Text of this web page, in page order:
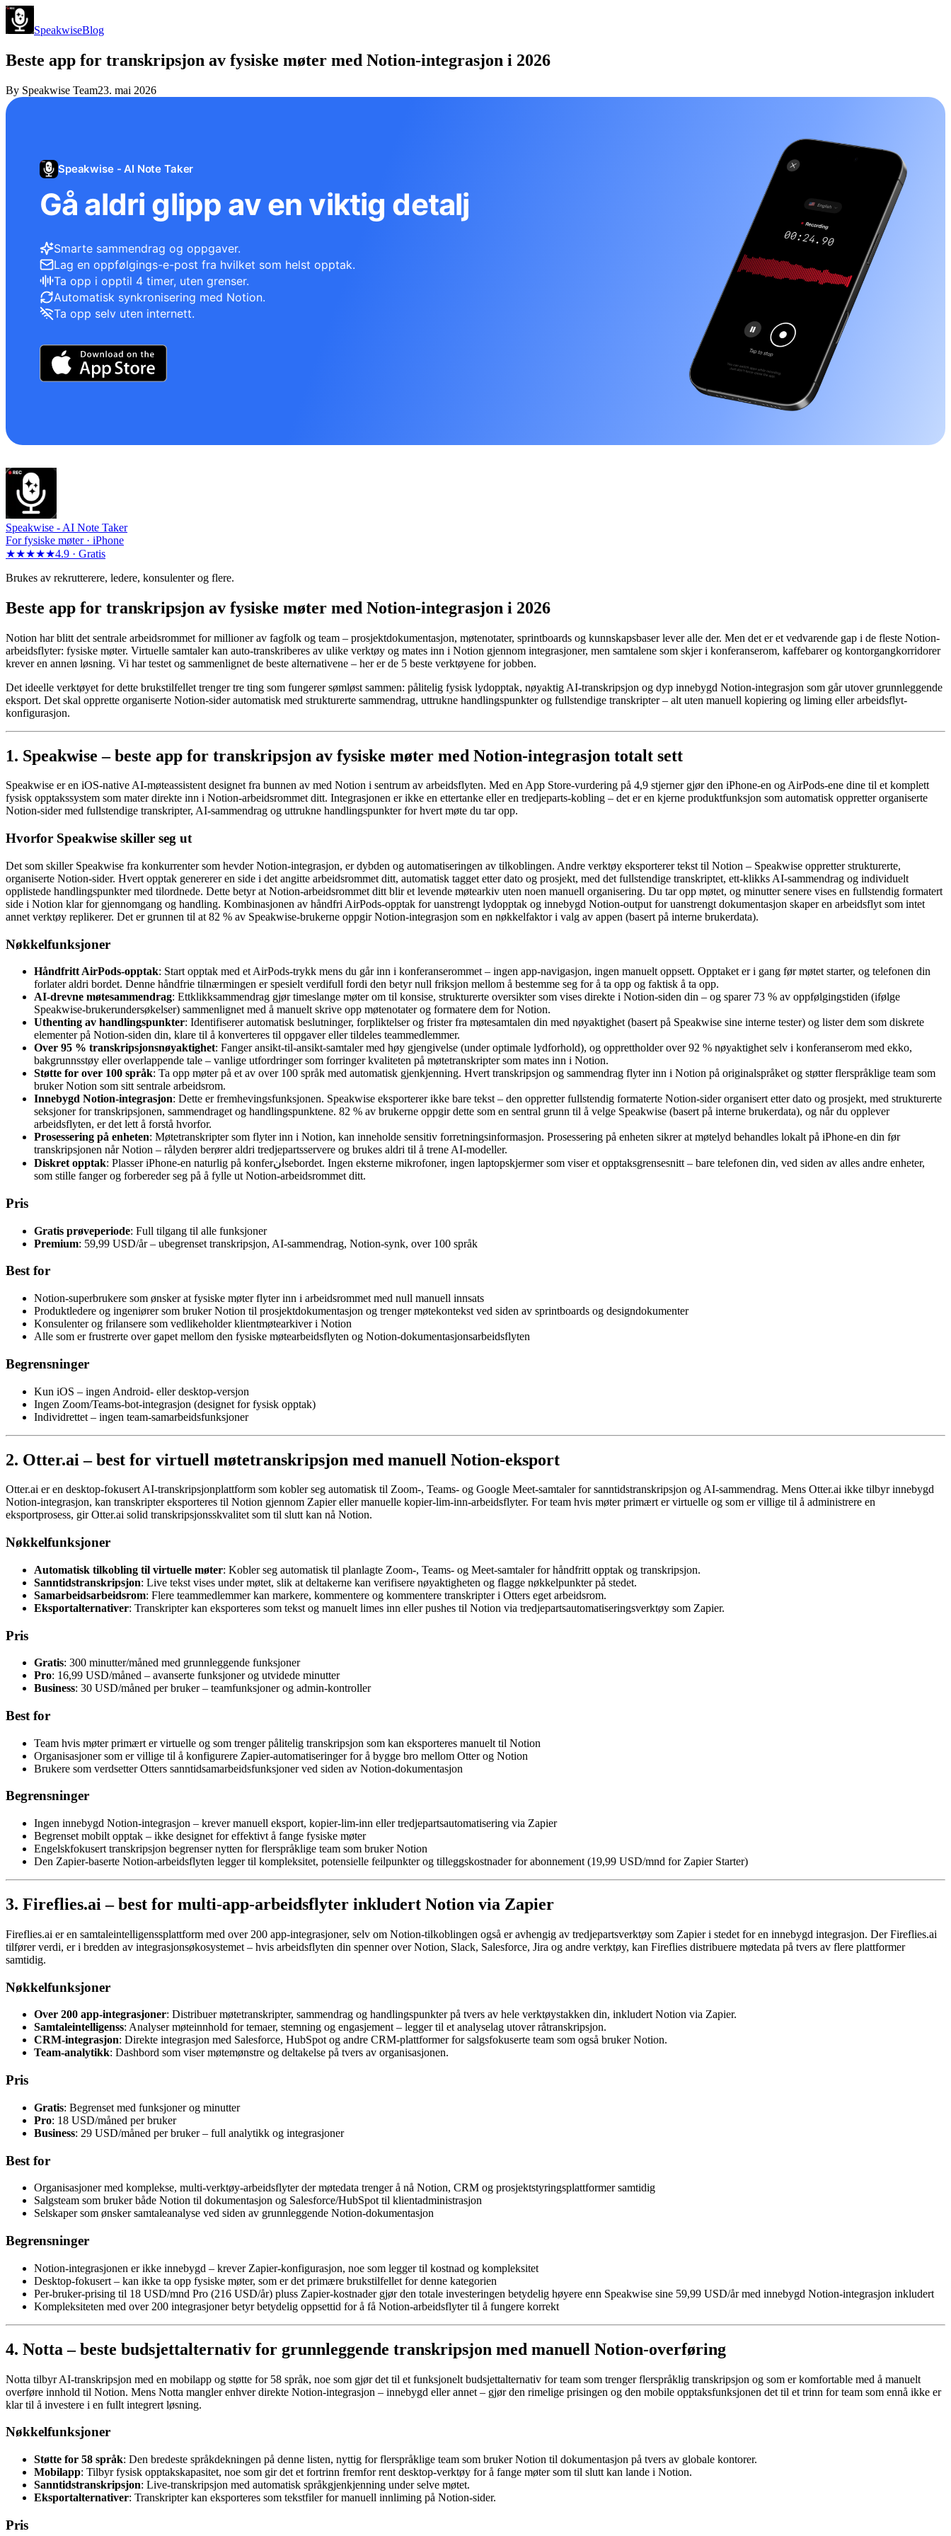
SpeakwiseBlog
Beste app for transkripsjon av fysiske møter med Notion-integrasjon i 2026
By Speakwise Team23. mai 2026
Speakwise - AI Note Taker
Gå aldri glipp av en viktig detalj
Smarte sammendrag og oppgaver.
Lag en oppfølgings-e-post fra hvilket som helst opptak.
Ta opp i opptil 4 timer, uten grenser.
Automatisk synkronisering med Notion.
Ta opp selv uten internett.
Speakwise - AI Note Taker
For fysiske møter · iPhone
★★★★★4.9 · Gratis
Brukes av rekrutterere, ledere, konsulenter og flere.
Beste app for transkripsjon av fysiske møter med Notion-integrasjon i 2026
Notion har blitt det sentrale arbeidsrommet for millioner av fagfolk og team – prosjektdokumentasjon, møtenotater, sprintboards og kunnskapsbaser lever alle der. Men det er et vedvarende gap i de fleste Notion-
arbeidsflyter: fysiske møter. Virtuelle samtaler kan auto-transkriberes av ulike verktøy og mates inn i Notion gjennom integrasjoner, men samtalene som skjer i konferanserom, kaffebarer og kontorgangkorridorer
krever en annen løsning. Vi har testet og sammenlignet de beste alternativene – her er de 5 beste verktøyene for jobben.
Det ideelle verktøyet for dette brukstilfellet trenger tre ting som fungerer sømløst sammen: pålitelig fysisk lydopptak, nøyaktig AI-transkripsjon og dyp innebygd Notion-integrasjon som går utover grunnleggende
eksport. Det skal opprette organiserte Notion-sider automatisk med strukturerte sammendrag, uttrukne handlingspunkter og fullstendige transkripter – alt uten manuell kopiering og liming eller arbeidsflyt-
konfigurasjon.
1. Speakwise – beste app for transkripsjon av fysiske møter med Notion-integrasjon totalt sett
Speakwise er en iOS-native AI-møteassistent designet fra bunnen av med Notion i sentrum av arbeidsflyten. Med en App Store-vurdering på 4,9 stjerner gjør den iPhone-en og AirPods-ene dine til et komplett
fysisk opptakssystem som mater direkte inn i Notion-arbeidsrommet ditt. Integrasjonen er ikke en ettertanke eller en tredjeparts-kobling – det er en kjerne produktfunksjon som automatisk oppretter organiserte
Notion-sider med fullstendige transkripter, AI-sammendrag og uttrukne handlingspunkter for hvert møte du tar opp.
Hvorfor Speakwise skiller seg ut
Det som skiller Speakwise fra konkurrenter som hevder Notion-integrasjon, er dybden og automatiseringen av tilkoblingen. Andre verktøy eksporterer tekst til Notion – Speakwise oppretter strukturerte,
organiserte Notion-sider. Hvert opptak genererer en side i det angitte arbeidsrommet ditt, automatisk tagget etter dato og prosjekt, med det fullstendige transkriptet, ett-klikks AI-sammendrag og individuelt
opplistede handlingspunkter med tilordnede. Dette betyr at Notion-arbeidsrommet ditt blir et levende møtearkiv uten noen manuell organisering. Du tar opp møtet, og minutter senere vises en fullstendig formatert
side i Notion klar for gjennomgang og handling. Kombinasjonen av håndfri AirPods-opptak for uanstrengt lydopptak og innebygd Notion-output for uanstrengt dokumentasjon skaper en arbeidsflyt som intet
annet verktøy replikerer. Det er grunnen til at 82 % av Speakwise-brukerne oppgir Notion-integrasjon som en nøkkelfaktor i valg av appen (basert på interne brukerdata).
Nøkkelfunksjoner
Håndfritt AirPods-opptak: Start opptak med et AirPods-trykk mens du går inn i konferanserommet – ingen app-navigasjon, ingen manuelt oppsett. Opptaket er i gang før møtet starter, og telefonen din
forlater aldri bordet. Denne håndfrie tilnærmingen er spesielt verdifull fordi den betyr null friksjon mellom å bestemme seg for å ta opp og faktisk å ta opp.
AI-drevne møtesammendrag: Ettklikksammendrag gjør timeslange møter om til konsise, strukturerte oversikter som vises direkte i Notion-siden din – og sparer 73 % av oppfølgingstiden (ifølge
Speakwise-brukerundersøkelser) sammenlignet med å manuelt skrive opp møtenotater og formatere dem for Notion.
Uthenting av handlingspunkter: Identifiserer automatisk beslutninger, forpliktelser og frister fra møtesamtalen din med nøyaktighet (basert på Speakwise sine interne tester) og lister dem som diskrete
elementer på Notion-siden din, klare til å konverteres til oppgaver eller tildeles teammedlemmer.
Over 95 % transkripsjonsnøyaktighet: Fanger ansikt-til-ansikt-samtaler med høy gjengivelse (under optimale lydforhold), og opprettholder over 92 % nøyaktighet selv i konferanserom med ekko,
bakgrunnsstøy eller overlappende tale – vanlige utfordringer som forringer kvaliteten på møtetranskripter som mates inn i Notion.
Støtte for over 100 språk: Ta opp møter på et av over 100 språk med automatisk gjenkjenning. Hvert transkripsjon og sammendrag flyter inn i Notion på originalspråket og støtter flerspråklige team som
bruker Notion som sitt sentrale arbeidsrom.
Innebygd Notion-integrasjon: Dette er fremhevingsfunksjonen. Speakwise eksporterer ikke bare tekst – den oppretter fullstendig formaterte Notion-sider organisert etter dato og prosjekt, med strukturerte
seksjoner for transkripsjonen, sammendraget og handlingspunktene. 82 % av brukerne oppgir dette som en sentral grunn til å velge Speakwise (basert på interne brukerdata), og når du opplever
arbeidsflyten, er det lett å forstå hvorfor.
Prosessering på enheten: Møtetranskripter som flyter inn i Notion, kan inneholde sensitiv forretningsinformasjon. Prosessering på enheten sikrer at møtelyd behandles lokalt på iPhone-en din før
transkripsjonen når Notion – rålyden berører aldri tredjepartsservere og brukes aldri til å trene AI-modeller.
Diskret opptak: Plasser iPhone-en naturlig på konferانsebordet. Ingen eksterne mikrofoner, ingen laptopskjermer som viser et opptaksgrensesnitt – bare telefonen din, ved siden av alles andre enheter,
som stille fanger og forbereder seg på å fylle ut Notion-arbeidsrommet ditt.
Pris
Gratis prøveperiode: Full tilgang til alle funksjoner
Premium: 59,99 USD/år – ubegrenset transkripsjon, AI-sammendrag, Notion-synk, over 100 språk
Best for
Notion-superbrukere som ønsker at fysiske møter flyter inn i arbeidsrommet med null manuell innsats
Produktledere og ingeniører som bruker Notion til prosjektdokumentasjon og trenger møtekontekst ved siden av sprintboards og designdokumenter
Konsulenter og frilansere som vedlikeholder klientmøtearkiver i Notion
Alle som er frustrerte over gapet mellom den fysiske møtearbeidsflyten og Notion-dokumentasjonsarbeidsflyten
Begrensninger
Kun iOS – ingen Android- eller desktop-versjon
Ingen Zoom/Teams-bot-integrasjon (designet for fysisk opptak)
Individrettet – ingen team-samarbeidsfunksjoner
2. Otter.ai – best for virtuell møtetranskripsjon med manuell Notion-eksport
Otter.ai er en desktop-fokusert AI-transkripsjonplattform som kobler seg automatisk til Zoom-, Teams- og Google Meet-samtaler for sanntidstranskripsjon og AI-sammendrag. Mens Otter.ai ikke tilbyr innebygd
Notion-integrasjon, kan transkripter eksporteres til Notion gjennom Zapier eller manuelle kopier-lim-inn-arbeidsflyter. For team hvis møter primært er virtuelle og som er villige til å administrere en
eksportprosess, gir Otter.ai solid transkripsjonsskvalitet som til slutt kan nå Notion.
Nøkkelfunksjoner
Automatisk tilkobling til virtuelle møter: Kobler seg automatisk til planlagte Zoom-, Teams- og Meet-samtaler for håndfritt opptak og transkripsjon.
Sanntidstranskripsjon: Live tekst vises under møtet, slik at deltakerne kan verifisere nøyaktigheten og flagge nøkkelpunkter på stedet.
Samarbeidsarbeidsrom: Flere teammedlemmer kan markere, kommentere og kommentere transkripter i Otters eget arbeidsrom.
Eksportalternativer: Transkripter kan eksporteres som tekst og manuelt limes inn eller pushes til Notion via tredjepartsautomatiseringsverktøy som Zapier.
Pris
Gratis: 300 minutter/måned med grunnleggende funksjoner
Pro: 16,99 USD/måned – avanserte funksjoner og utvidede minutter
Business: 30 USD/måned per bruker – teamfunksjoner og admin-kontroller
Best for
Team hvis møter primært er virtuelle og som trenger pålitelig transkripsjon som kan eksporteres manuelt til Notion
Organisasjoner som er villige til å konfigurere Zapier-automatiseringer for å bygge bro mellom Otter og Notion
Brukere som verdsetter Otters sanntidsamarbeidsfunksjoner ved siden av Notion-dokumentasjon
Begrensninger
Ingen innebygd Notion-integrasjon – krever manuell eksport, kopier-lim-inn eller tredjepartsautomatisering via Zapier
Begrenset mobilt opptak – ikke designet for effektivt å fange fysiske møter
Engelskfokusert transkripsjon begrenser nytten for flerspråklige team som bruker Notion
Den Zapier-baserte Notion-arbeidsflyten legger til kompleksitet, potensielle feilpunkter og tilleggskostnader for abonnement (19,99 USD/mnd for Zapier Starter)
3. Fireflies.ai – best for multi-app-arbeidsflyter inkludert Notion via Zapier
Fireflies.ai er en samtaleintelligenssplattform med over 200 app-integrasjoner, selv om Notion-tilkoblingen også er avhengig av tredjepartsverktøy som Zapier i stedet for en innebygd integrasjon. Der Fireflies.ai
tilfører verdi, er i bredden av integrasjonsøkosystemet – hvis arbeidsflyten din spenner over Notion, Slack, Salesforce, Jira og andre verktøy, kan Fireflies distribuere møtedata på tvers av flere plattformer
samtidig.
Nøkkelfunksjoner
Over 200 app-integrasjoner: Distribuer møtetranskripter, sammendrag og handlingspunkter på tvers av hele verktøystakken din, inkludert Notion via Zapier.
Samtaleintelligenss: Analyser møteinnhold for temaer, stemning og engasjement – legger til et analyselag utover råtranskripsjon.
CRM-integrasjon: Direkte integrasjon med Salesforce, HubSpot og andre CRM-plattformer for salgsfokuserte team som også bruker Notion.
Team-analytikk: Dashbord som viser møtemønstre og deltakelse på tvers av organisasjonen.
Pris
Gratis: Begrenset med funksjoner og minutter
Pro: 18 USD/måned per bruker
Business: 29 USD/måned per bruker – full analytikk og integrasjoner
Best for
Organisasjoner med komplekse, multi-verktøy-arbeidsflyter der møtedata trenger å nå Notion, CRM og prosjektstyringsplattformer samtidig
Salgsteam som bruker både Notion til dokumentasjon og Salesforce/HubSpot til klientadministrasjon
Selskaper som ønsker samtaleanalyse ved siden av grunnleggende Notion-dokumentasjon
Begrensninger
Notion-integrasjonen er ikke innebygd – krever Zapier-konfigurasjon, noe som legger til kostnad og kompleksitet
Desktop-fokusert – kan ikke ta opp fysiske møter, som er det primære brukstilfellet for denne kategorien
Per-bruker-prising til 18 USD/mnd Pro (216 USD/år) pluss Zapier-kostnader gjør den totale investeringen betydelig høyere enn Speakwise sine 59,99 USD/år med innebygd Notion-integrasjon inkludert
Kompleksiteten med over 200 integrasjoner betyr betydelig oppsettid for å få Notion-arbeidsflyter til å fungere korrekt
4. Notta – beste budsjettalternativ for grunnleggende transkripsjon med manuell Notion-overføring
Notta tilbyr AI-transkripsjon med en mobilapp og støtte for 58 språk, noe som gjør det til et funksjonelt budsjettalternativ for team som trenger flerspråklig transkripsjon og som er komfortable med å manuelt
overføre innhold til Notion. Mens Notta mangler enhver direkte Notion-integrasjon – innebygd eller annet – gjør den rimelige prisingen og den mobile opptaksfunksjonen det til et trinn for team som ennå ikke er
klar til å investere i en fullt integrert løsning.
Nøkkelfunksjoner
Støtte for 58 språk: Den bredeste språkdekningen på denne listen, nyttig for flerspråklige team som bruker Notion til dokumentasjon på tvers av globale kontorer.
Mobilapp: Tilbyr fysisk opptakskapasitet, noe som gir det et fortrinn fremfor rent desktop-verktøy for å fange møter som til slutt kan lande i Notion.
Sanntidstranskripsjon: Live-transkripsjon med automatisk språkgjenkjenning under selve møtet.
Eksportalternativer: Transkripter kan eksporteres som tekstfiler for manuell innliming på Notion-sider.
Pris